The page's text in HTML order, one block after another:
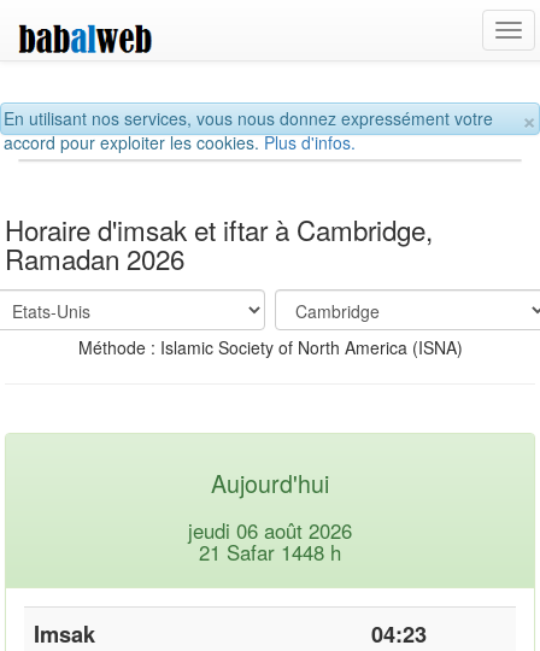
×
En utilisant nos services, vous nous donnez expressément votre
accord pour exploiter les cookies.Plus d'infos.
Horaire d'imsak et iftar à Cambridge,
Ramadan 2026
Méthode : Islamic Society of North America (ISNA)
Aujourd'hui
jeudi 06 août 2026
21 Safar 1448 h
Imsak
04:23